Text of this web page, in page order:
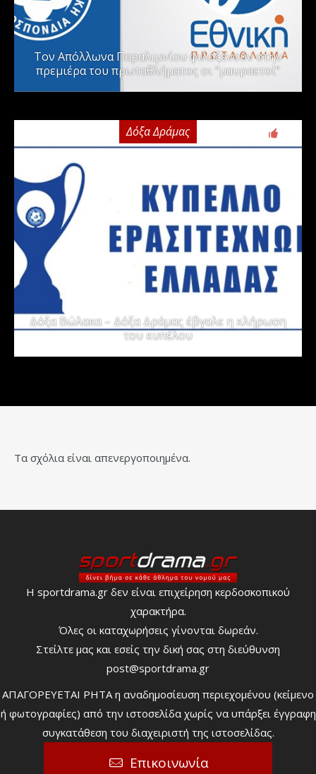
Τον Απόλλωνα Παραλιμνίου φιλοξενούν στην
πρεμιέρα του πρωταθλήματος οι “μαυραετοί”
Δόξα Δράμας
Δόξα Βώλακα – Δόξα Δράμας έβγαλε η κλήρωση
του κυπέλου
Τα σχόλια είναι απενεργοποιημένα.
Η sportdrama.gr δεν είναι επιχείρηση κερδοσκοπικού
χαρακτήρα.
Όλες οι καταχωρήσεις γίνονται δωρεάν.
Στείλτε μας και εσείς την δική σας στη διεύθυνση
post@sportdrama.gr
ΑΠΑΓΟΡΕΥΕΤΑΙ ΡΗΤΑ η αναδημοσίευση περιεχομένου (κείμενο
ή φωτογραφίες) από την ιστοσελίδα χωρίς να υπάρξει έγγραφη
συγκατάθεση του διαχειριστή της ιστοσελίδας.
Επικοινωνία